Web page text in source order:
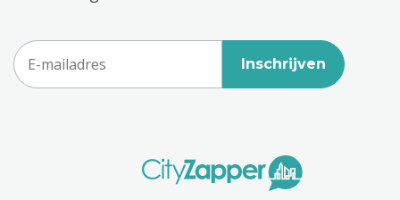
Inschrijven